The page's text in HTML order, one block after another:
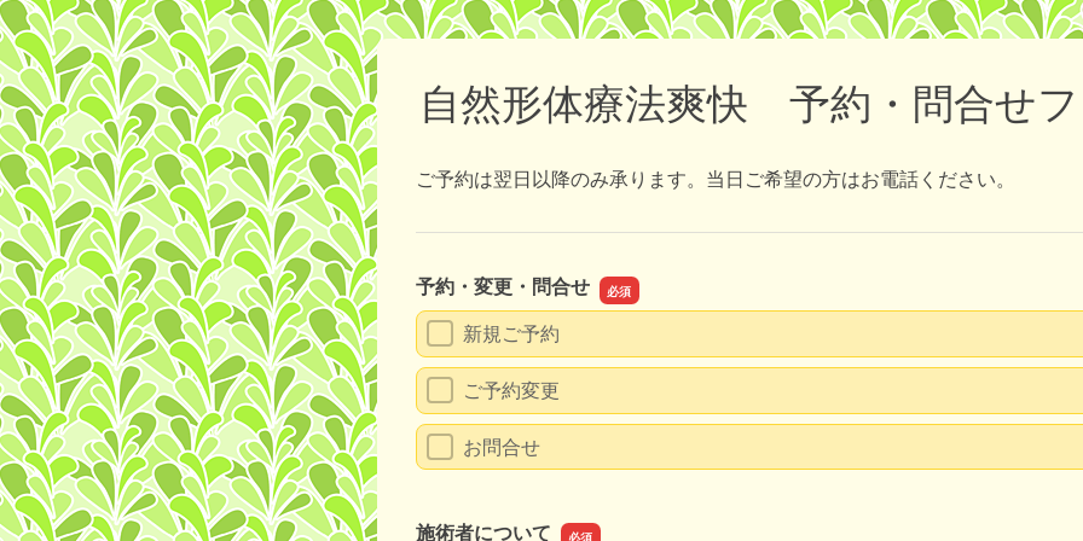
自然形体療法爽快 予約・問合せ
ご予約は翌日以降のみ承ります。当日ご希望の方はお電話ください。
予約・変更・問合せ
新規ご予約
ご予約変更
お問合せ
施術者について